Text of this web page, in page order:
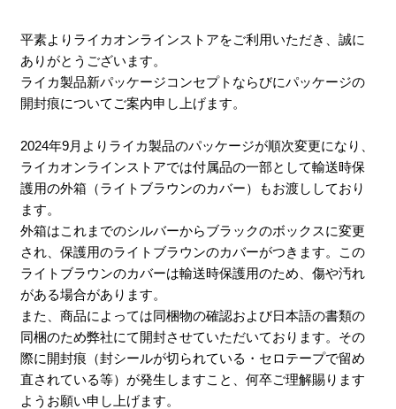
平素よりライカオンラインストアをご利用いただき、誠に
ありがとうございます。
ライカ製品新パッケージコンセプトならびにパッケージの
開封痕についてご案内申し上げます。
2024年9月よりライカ製品のパッケージが順次変更になり、
ライカオンラインストアでは付属品の一部として輸送時保
護用の外箱（ライトブラウンのカバー）もお渡ししており
ます。
外箱はこれまでのシルバーからブラックのボックスに変更
され、保護用のライトブラウンのカバーがつきます。この
ライトブラウンのカバーは輸送時保護用のため、傷や汚れ
がある場合があります。
また、商品によっては同梱物の確認および日本語の書類の
同梱のため弊社にて開封させていただいております。その
際に開封痕（封シールが切られている・セロテープで留め
直されている等）が発生しますこと、何卒ご理解賜ります
ようお願い申し上げます。